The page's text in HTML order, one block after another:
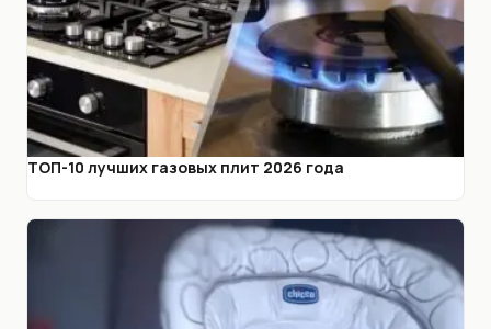
ТОП-10 лучших газовых плит 2026 года